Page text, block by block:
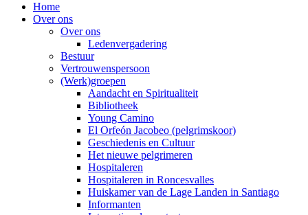
Home
Over ons
Over ons
Ledenvergadering
Bestuur
Vertrouwenspersoon
(Werk)groepen
Aandacht en Spiritualiteit
Bibliotheek
Young Camino
El Orfeón Jacobeo (pelgrimskoor)
Geschiedenis en Cultuur
Het nieuwe pelgrimeren
Hospitaleren
Hospitaleren in Roncesvalles
Huiskamer van de Lage Landen in Santiago
Informanten